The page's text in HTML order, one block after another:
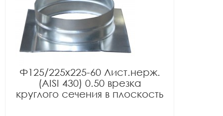
Ф125/225x225-60 Лист.нерж.
(AISI 430) 0.50 врезка
круглого сечения в плоскость